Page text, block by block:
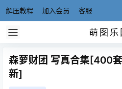
解压教程 加入会员 客服
萌图乐
森萝财团 写真合集[400
新]